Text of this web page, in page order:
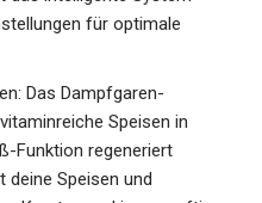
für optimale
Das Dampfgaren-
Speisen in
Funktion regeneriert
deine Speisen und